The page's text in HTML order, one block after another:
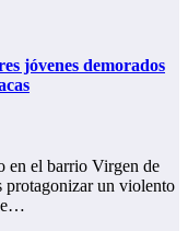
jóvenes demorados
en el barrio Virgen de
protagonizar un violento